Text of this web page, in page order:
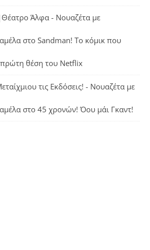
Άλφα - Νουαζέτα με
στο Sandman! Το κόμικ που
θέση του Netflix
τις Εκδόσεις! - Νουαζέτα με
στο 45 χρονών! Όου μάι Γκαντ!